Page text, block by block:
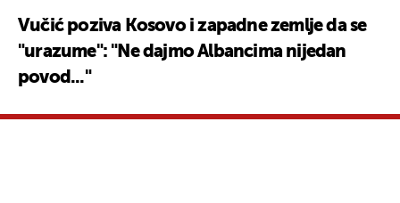
Vučić poziva Kosovo i zapadne zemlje da se
"urazume": "Ne dajmo Albancima nijedan
povod..."